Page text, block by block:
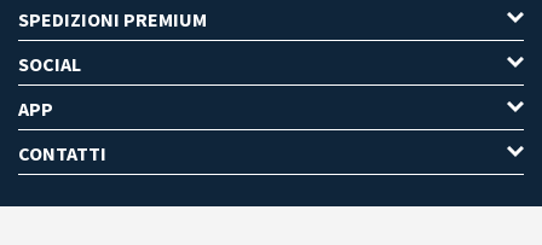
SPEDIZIONI PREMIUM
SOCIAL
APP
CONTATTI